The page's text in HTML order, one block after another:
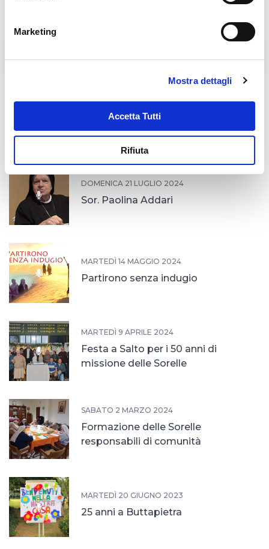
Marketing
Mostra dettagli
Accetta Tutti
Rifiuta
LAMPADE DELL'AGORA'
DOMENICA 21 LUGLIO 2024
Sor. Paolina Addari
MARTEDÌ 14 MAGGIO 2024
Partirono senza indugio
MARTEDÌ 9 APRILE 2024
Festa a Salto per i 50 anni di
missione delle Sorelle
SABATO 2 MARZO 2024
Formazione delle Sorelle
responsabili di comunità
MARTEDÌ 20 GIUGNO 2023
25 anni a Buttapietra